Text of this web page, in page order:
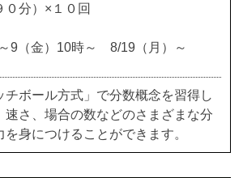
０分）×１０回
9（金）10時～ 8/19（月）～
チボール方式」で分数概念を習得し
速さ、場合の数などのさまざまな分
身につけることができます。